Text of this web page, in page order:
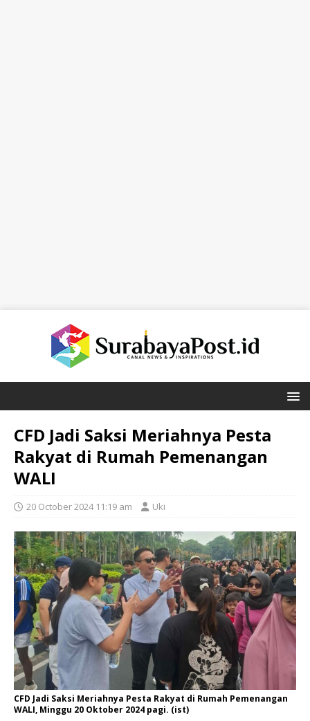
CFD Jadi Saksi Meriahnya Pesta
Rakyat di Rumah Pemenangan
WALI
20 October 2024 11:19 am Uki
CFD Jadi Saksi Meriahnya Pesta Rakyat di Rumah Pemenangan
WALI, Minggu 20 Oktober 2024 pagi. (ist)